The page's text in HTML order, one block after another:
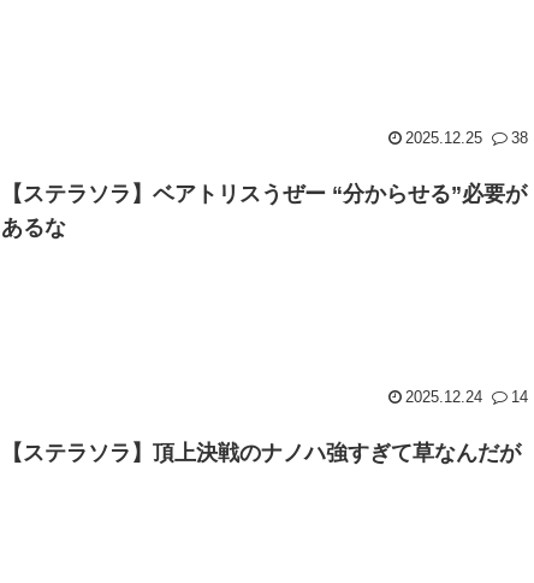
2025.12.25 38
【ステラソラ】ベアトリスうぜー “分からせる”必要が
あるな
2025.12.24 14
【ステラソラ】頂上決戦のナノハ強すぎて草なんだが